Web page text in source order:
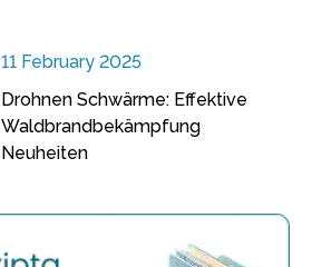
11 February 2025
Drohnen Schwärme: Effektive
Waldbrandbekämpfung
Neuheiten